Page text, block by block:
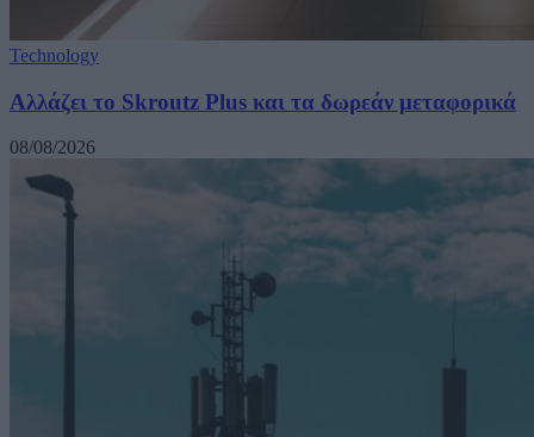
Technology
Αλλάζει το Skroutz Plus και τα δωρεάν μεταφορικά
08/08/2026